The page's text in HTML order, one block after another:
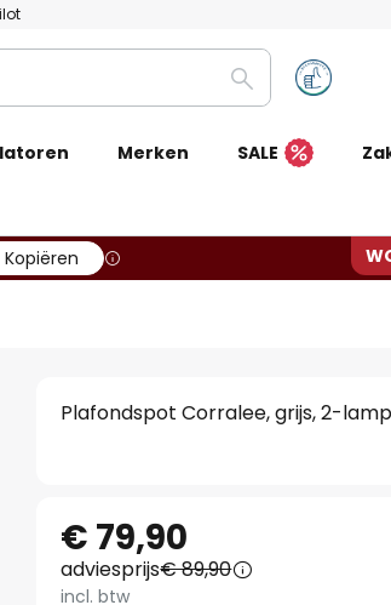
Zoeken
Merken SALE
Kopiëren
Plafondspot Corralee, grijs, 2-
€ 79,90
adviesprijs€ 89,90
incl. btw